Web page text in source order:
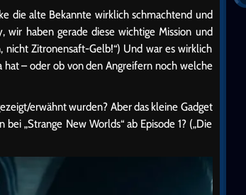
die alte Bekannte wirklich schmachtend und
wir haben gerade diese wichtige Mission und
Zitronensaft-Gelb!“) Und war es wirklich
– oder ob von den Angreifern noch welche
erwähnt wurden? Aber das kleine Gadget
„Strange New Worlds“ ab Episode 1? („Die